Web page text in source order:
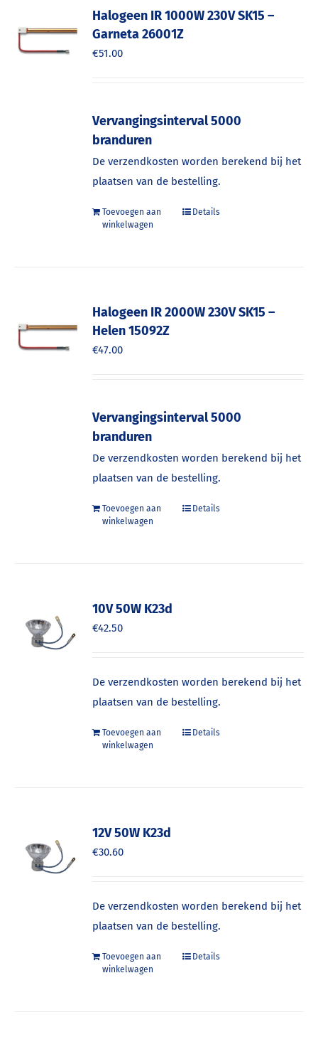
Halogeen IR 1000W 230V SK15 –
Garneta 26001Z
€51.00
Vervangingsinterval 5000
branduren
De verzendkosten worden berekend bij het
plaatsen van de bestelling.
Toevoegen aan
winkelwagen
Details
Halogeen IR 2000W 230V SK15 –
Helen 15092Z
€47.00
Vervangingsinterval 5000
branduren
De verzendkosten worden berekend bij het
plaatsen van de bestelling.
Toevoegen aan
winkelwagen
Details
10V 50W K23d
€42.50
De verzendkosten worden berekend bij het
plaatsen van de bestelling.
Toevoegen aan
winkelwagen
Details
12V 50W K23d
€30.60
De verzendkosten worden berekend bij het
plaatsen van de bestelling.
Toevoegen aan
winkelwagen
Details